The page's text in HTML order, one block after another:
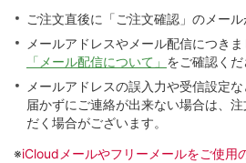
ご注文直後に「ご注文確認」のメール
メールアドレスやメール配信につき
「メール配信について」 をご確認くだ
メールアドレスの誤入力や受信設定
届かずにご連絡が出来ない場合は、
だく場合がございます。
※iCloudメールやフリーメールをご使用